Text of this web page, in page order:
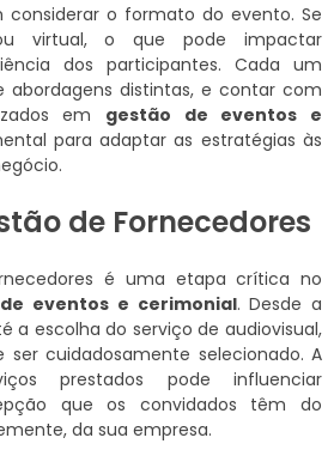
o formato do evento. Se
virtual, o que pode impactar
dos participantes. Cada um
abordagens distintas, e contar com
em gestão de eventos e
para adaptar as estratégias às
de Fornecedores
é uma etapa crítica no
eventos e cerimonial. Desde a
a escolha do serviço de audiovisual,
cuidadosamente selecionado. A
prestados pode influenciar
que os convidados têm do
da sua empresa.